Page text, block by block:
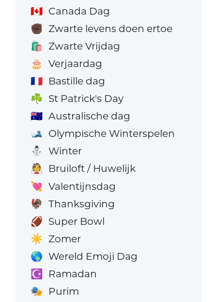
🇨🇦 Canada Dag
✊🏿 Zwarte levens doen ertoe
🛍️ Zwarte Vrijdag
🎂 Verjaardag
🇫🇷 Bastille dag
☘️ St Patrick's Day
🇦🇺 Australische dag
🎿 Olympische Winterspelen
⛄ Winter
👰 Bruiloft / Huwelijk
💘 Valentijnsdag
🦃 Thanksgiving
🏈 Super Bowl
☀️ Zomer
🌎 Wereld Emoji Dag
☪️ Ramadan
🎭 Purim